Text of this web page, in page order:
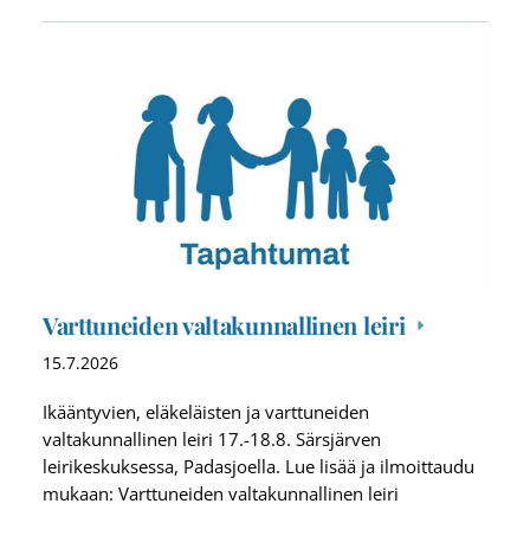
Varttuneiden valtakunnallinen leiri
15.7.2026
Ikääntyvien, eläkeläisten ja varttuneiden
valtakunnallinen leiri 17.-18.8. Särsjärven
leirikeskuksessa, Padasjoella. Lue lisää ja ilmoittaudu
mukaan: Varttuneiden valtakunnallinen leiri